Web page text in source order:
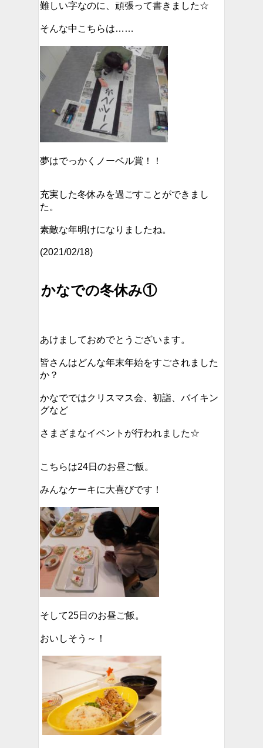
難しい字なのに、頑張って書きました☆
そんな中こちらは……
夢はでっかくノーベル賞！！
充実した冬休みを過ごすことができまし
た。
素敵な年明けになりましたね。
(2021/02/18)
かなでの冬休み①
あけましておめでとうございます。
皆さんはどんな年末年始をすごされました
か？
かなでではクリスマス会、初詣、バイキン
グなど
さまざまなイベントが行われました☆
こちらは24日のお昼ご飯。
みんなケーキに大喜びです！
そして25日のお昼ご飯。
おいしそう～！